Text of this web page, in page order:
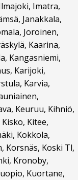
Imatra,
Janakkala,
Joroinen,
Kaarina,
Kangasniemi,
Karijoki,
Karvia,
Keuruu, Kihniö,
Kitee,
Kokkola,
Korsnäs, Koski Tl,
Kronoby,
Kuortane,